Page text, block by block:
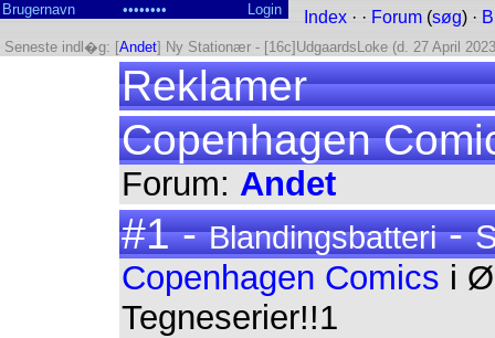
Index · · Forum (søg) ·
Seneste indl�g: [Andet] Ny Stationær - [16c]UdgaardsLoke (d. 27 April
Reklamer
Copenhagen
Forum: Andet
#1 -Blandingsbatteri-
Copenhagen Comics i
Tegneserier!!1